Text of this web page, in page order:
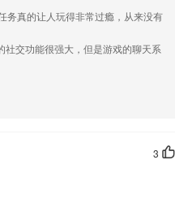
，监督学习进度
宝的艺术修养，海量儿歌故事动画资
务真的让人玩得非常过瘾，从来没有
社交功能很强大，但是游戏的聊天系
3